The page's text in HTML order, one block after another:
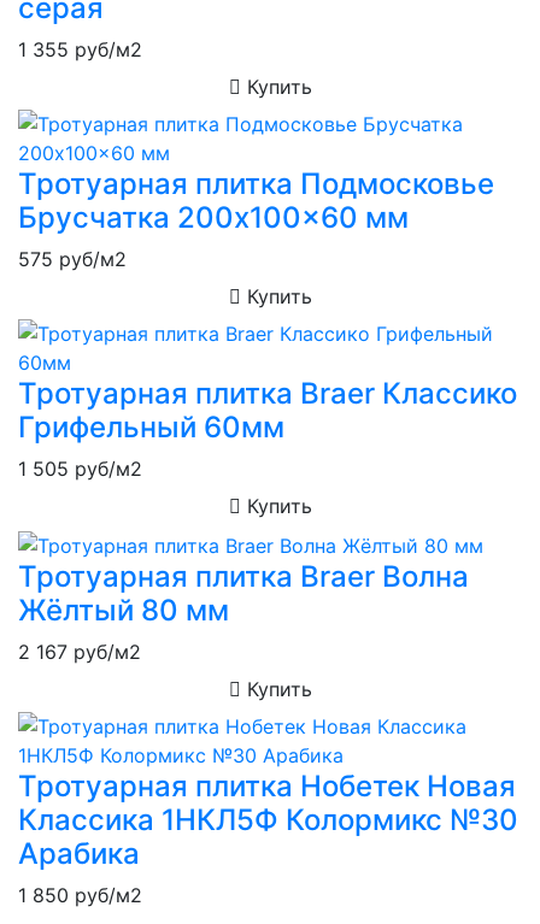
серая
1 355 руб/м2
Купить
Тротуарная плитка Подмосковье
Брусчатка 200x100x60 мм
575 руб/м2
Купить
Тротуарная плитка Braer Классико
Грифельный 60мм
1 505 руб/м2
Купить
Тротуарная плитка Braer Волна
Жёлтый 80 мм
2 167 руб/м2
Купить
Тротуарная плитка Нобетек Новая
Классика 1НКЛ5Ф Колормикс №30
Арабика
1 850 руб/м2